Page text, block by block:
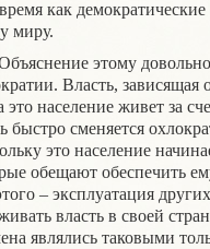
как
миру.
этому
Власть, зависящая
это население живет за
быстро сменяется
это население
обещают обеспечить
– эксплуатация
власть в своей
являлись таковыми